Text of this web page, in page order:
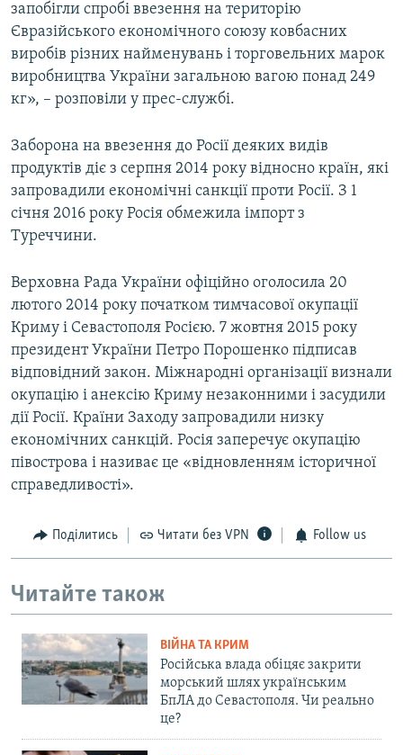
запобігли спробі ввезення на територію
Євразійського економічного союзу ковбасних
виробів різних найменувань і торговельних марок
виробництва України загальною вагою понад 249
кг», – розповіли у прес-службі.
Заборона на ввезення до Росії деяких видів
продуктів діє з серпня 2014 року відносно країн, які
запровадили економічні санкції проти Росії. З 1
січня 2016 року Росія обмежила імпорт з
Туреччини.
Верховна Рада України офіційно оголосила 20
лютого 2014 року початком тимчасової окупації
Криму і Севастополя Росією. 7 жовтня 2015 року
президент України Петро Порошенко підписав
відповідний закон. Міжнародні організації визнали
окупацію і анексію Криму незаконними і засудили
дії Росії. Країни Заходу запровадили низку
економічних санкцій. Росія заперечує окупацію
півострова і називає це «відновленням історичної
справедливості».
Поділитись Читати без VPN Follow us
Читайте також
ВІЙНА ТА КРИМ
Російська влада обіцяє закрити
морський шлях українським
БпЛА до Севастополя. Чи реально
це?